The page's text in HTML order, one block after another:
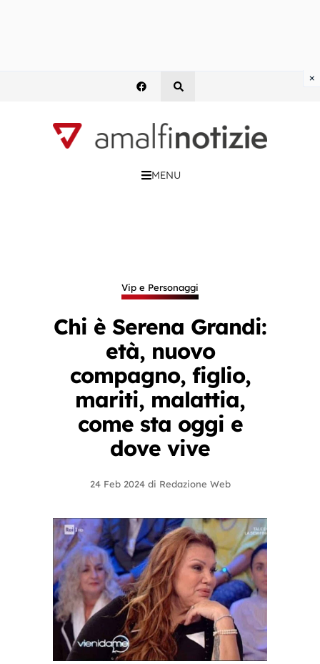
MENU
Vip e Personaggi
Chi è Serena Grandi:
età, nuovo
compagno, figlio,
mariti, malattia,
come sta oggi e
dove vive
24 Feb 2024 di Redazione Web
×